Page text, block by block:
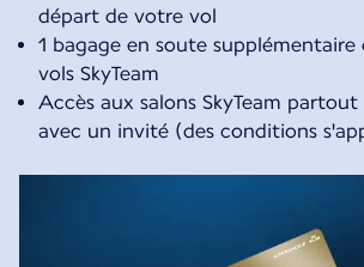
départ de votre vol
1 bagage en soute
vols SkyTeam
Accès aux salons SkyTeam
avec un invité (des conditions